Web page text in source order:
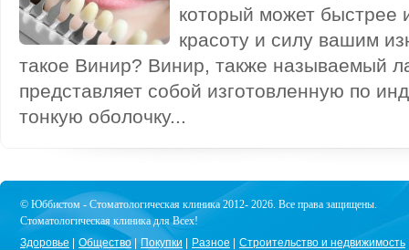
который может быстрее
красоту и силу вашим
такое Винир? Винир, также называемый
представляет собой изготовленную по
тонкую оболочку...
© Юббистом - Стоматологическая клиника 2012- 2026. Все права защищены.
Стоматологическая клиника для Всех!
Здоровье
Общество Покупки Разное Строительство и недвижимость